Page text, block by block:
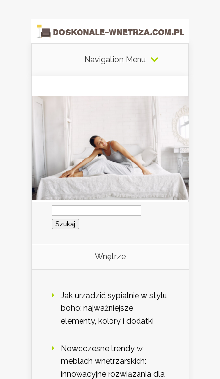
Navigation Menu
Szukaj:
Wnętrze
Jak urządzić sypialnię w stylu
boho: najważniejsze
elementy, kolory i dodatki
Nowoczesne trendy w
meblach wnętrzarskich:
innowacyjne rozwiązania dla